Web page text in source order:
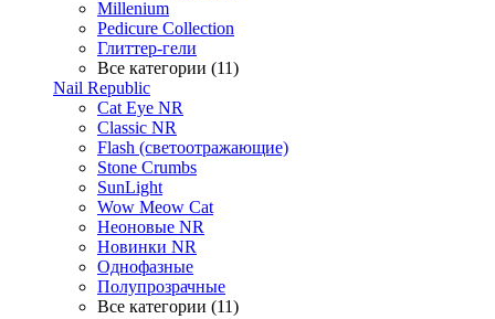
Millenium
Pedicure Collection
Глиттер-гели
Все категории (11)
Nail Republic
Cat Eye NR
Classic NR
Flash (светоотражающие)
Stone Crumbs
SunLight
Wow Meow Cat
Неоновые NR
Новинки NR
Однофазные
Полупрозрачные
Все категории (11)